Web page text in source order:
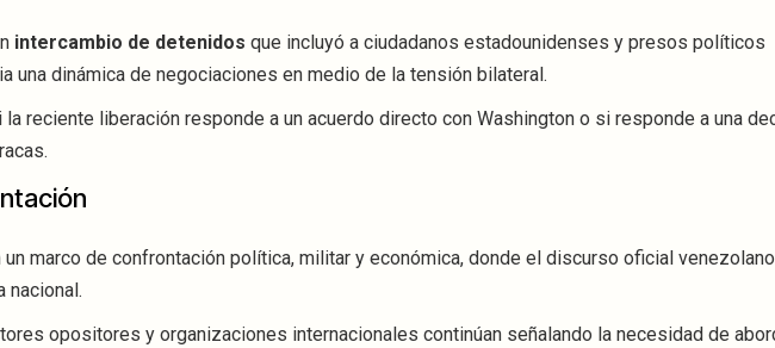
intercambio de detenidos que incluyó a ciudadanos estadounidenses y presos políticos
una dinámica de negociaciones en medio de la tensión bilateral.
reciente liberación responde a un acuerdo directo con Washington o si responde a una
marco de confrontación política, militar y económica, donde el discurso oficial
nacional.
opositores y organizaciones internacionales continúan señalando la necesidad de